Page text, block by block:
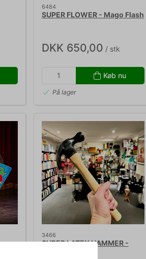
6484
SUPER FLOWER - Mago Flash
DKK 650,00 / stk
Køb nu
På lager
3466
SUPER LATEX HAMMER -